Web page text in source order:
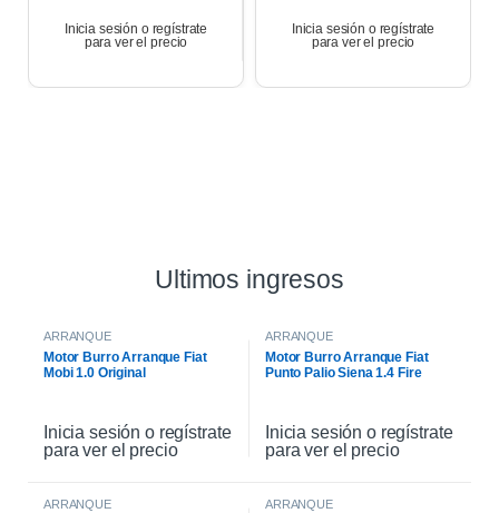
Inicia sesión o regístrate
para ver el precio
Inicia sesión o regístrate
para ver el precio
Ultimos ingresos
ARRANQUE
Motor Burro Arranque Fiat
Mobi 1.0 Original
Inicia sesión o regístrate
para ver el precio
ARRANQUE
Motor Burro Arranque Fiat
Punto Palio Siena 1.4 Fire
Inicia sesión o regístrate
para ver el precio
ARRANQUE ARRANQUE